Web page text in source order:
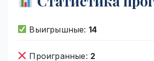
Выигрышные: 14
Проигранные: 2